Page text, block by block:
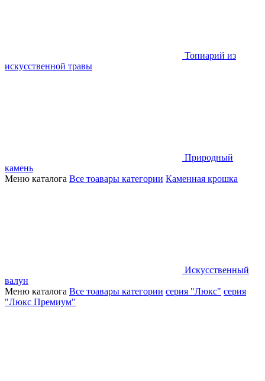
Топиарий из
искусственной травы
Природный
камень
Меню каталога Все тоавары категории Каменная крошка
Искусственный
валун
Меню каталога Все тоавары категории серия "Люкс" серия
"Люкс Премиум"